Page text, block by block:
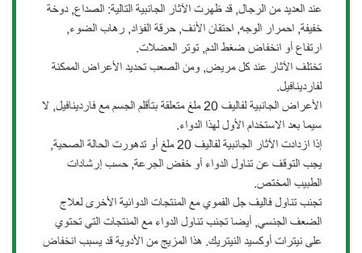
عند العديد من الرجال, قد ظهرت الآثار الجانبية التالية: الصداع, دوخة
خفيفة, احمرار الوجه, احتقان الأنف, حرقة الفؤاد, رهاب الضوء,
ارتفاع أو انخفاض ضغط الدم, توتر العضلات.
تختلف الآثار عند كل مريض, ومن الصعب تحديد الأعراض الممكنة
لفاردينافيل.
الأعراض الجانبية لفاليف 20 ملغ متعلقة بتأقلم الجسم مع فاردينافيل, لا
سيما بعد الاستخدام الأول لهذا الدواء.
إذا ازدادت الآثار الجانبية لفاليف 20 ملغ أو تدهورت الحالة الصحية,
يجب التوقف عن تناول الدواء أو خفض الجرعة, حسب إرشادات
الطبيب المختص.
تجنب تناول فاليف جل الفموي مع المنتجات الدوائية الأخرى لعلاج
الضعف الجنسي, أيضا تجنب تناول الدواء مع المنتجات التي تحتوي
على نيترات أوكسيد النيتريك. هذا المزيج من الأدوية قد يسبب انخفاض